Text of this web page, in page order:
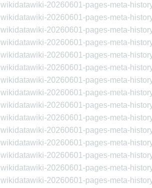
wikidatawiki-20260601-pages-meta-
wikidatawiki-20260601-pages-meta-
wikidatawiki-20260601-pages-meta-
wikidatawiki-20260601-pages-meta-
wikidatawiki-20260601-pages-meta-
wikidatawiki-20260601-pages-meta-
wikidatawiki-20260601-pages-meta-
wikidatawiki-20260601-pages-meta-
wikidatawiki-20260601-pages-meta-
wikidatawiki-20260601-pages-meta-
wikidatawiki-20260601-pages-meta-
wikidatawiki-20260601-pages-meta-
wikidatawiki-20260601-pages-meta-
wikidatawiki-20260601-pages-meta-
wikidatawiki-20260601-pages-meta-